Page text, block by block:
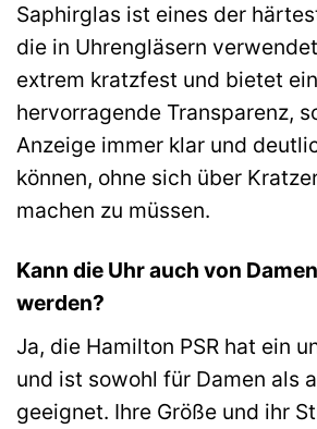
Saphirglas ist eines der
die in Uhrengläsern
extrem kratzfest und bietet
hervorragende Transparenz,
Anzeige immer klar und
können, ohne sich über
machen zu müssen.
Kann die Uhr auch von
werden?
Ja, die Hamilton PSR hat ein
und ist sowohl für Damen als
geeignet. Ihre Größe und ihr